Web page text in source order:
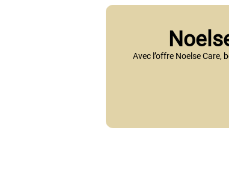
Avec l’offre Noelse Care,